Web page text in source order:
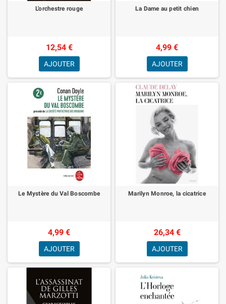
L'orchestre rouge
12,54 €
AJOUTER
La Dame au petit chien
4,99 €
AJOUTER
Le Mystère du Val Boscombe
4,99 €
AJOUTER
Marilyn Monroe, la cicatrice
26,34 €
AJOUTER